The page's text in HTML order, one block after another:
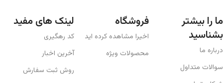
ما را بیشتر
بشناسید
درباره ما
سوالات متداول
فروشگاه
اخیرا مشاهده کرده اید
محصولات ویژه
لینک های مفید
کد رهگیری
آخرین اخبار
روش ثبت سفارش